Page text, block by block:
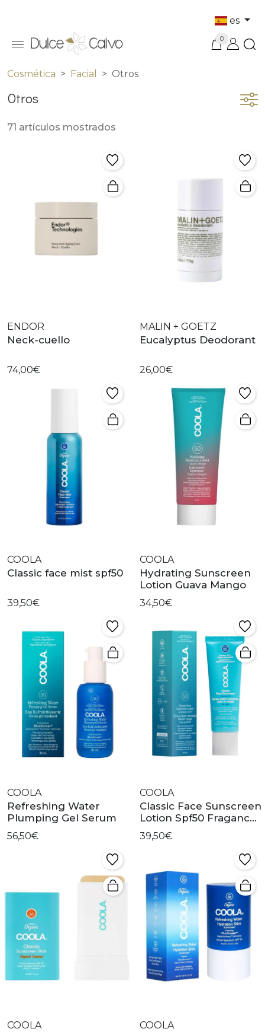
es
0
Cosmética Facial Otros
Otros
71 artículos mostrados
ENDOR
Neck-cuello
74,00€
MALIN + GOETZ
Eucalyptus Deodorant
26,00€
COOLA
Classic face mist spf50
39,50€
COOLA
Hydrating Sunscreen
Lotion Guava Mango
34,50€
COOLA
Refreshing Water
Plumping Gel Serum
56,50€
COOLA
Classic Face Sunscreen
Lotion Spf50 Fragance
Free
39,50€
COOLA COOLA